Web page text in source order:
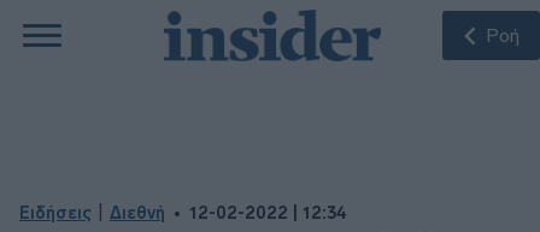
Ροή
Ειδήσεις Διεθνή 12-02-2022 | 12:34